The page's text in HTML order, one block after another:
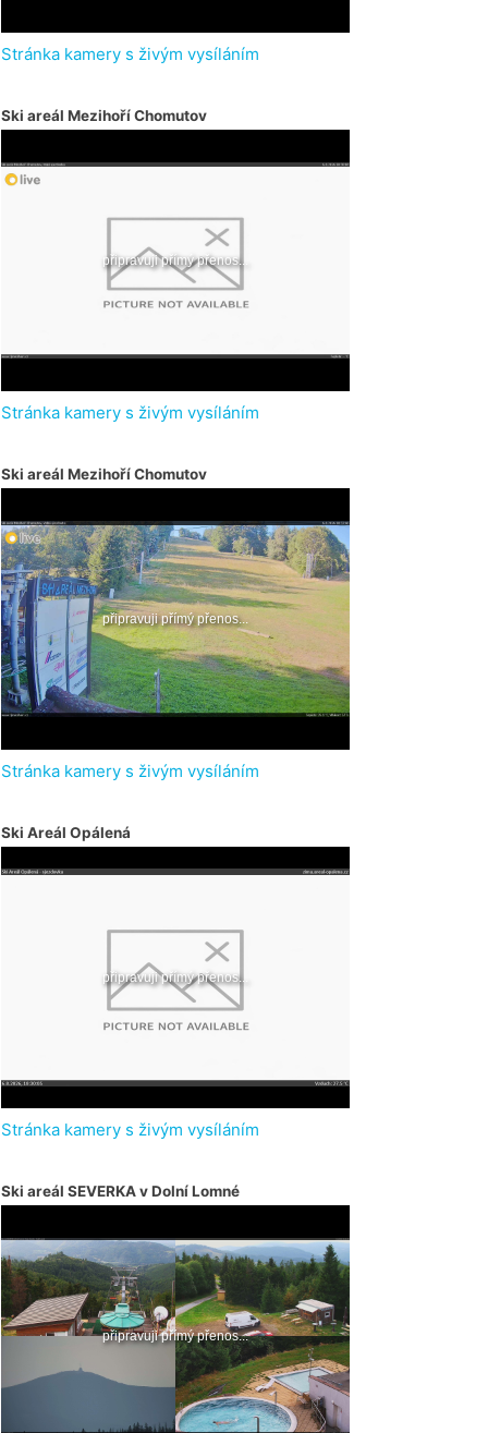
Stránka kamery s živým vysíláním
Ski areál Mezihoří Chomutov
Stránka kamery s živým vysíláním
Ski areál Mezihoří Chomutov
Stránka kamery s živým vysíláním
Ski Areál Opálená
Stránka kamery s živým vysíláním
Ski areál SEVERKA v Dolní Lomné